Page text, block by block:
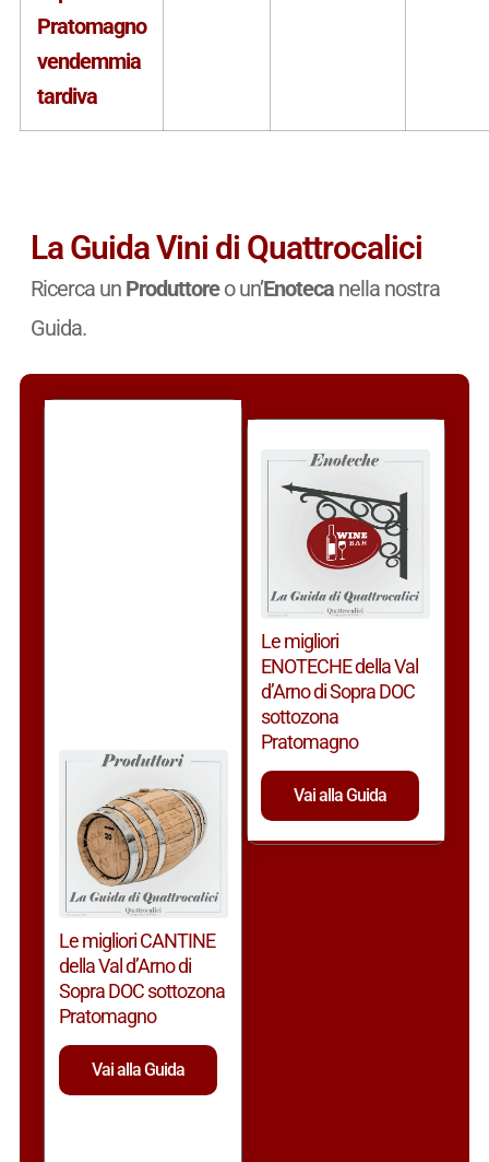
Pratomagno
vendemmia
tardiva
La Guida Vini di Quattrocalici
Ricerca un Produttoreo un’Enotecanella nostra
Guida.
Le migliori CANTINE
della Val d’Arno di
Sopra DOC sottozona
Pratomagno
Vai alla Guida
Le migliori
ENOTECHE della Val
d’Arno di Sopra DOC
sottozona
Pratomagno
Vai alla Guida